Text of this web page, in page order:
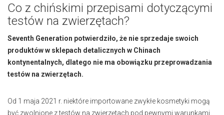
Co z chińskimi przepisami dotyczącymi
testów na zwierzętach?
Seventh Generation potwierdziło, że nie sprzedaje swoich
produktów w sklepach detalicznych w Chinach
kontynentalnych, dlatego nie ma obowiązku przeprowadzania
testów na zwierzętach.
Od 1 maja 2021 r. niektóre importowane zwykłe kosmetyki mogą
być zwolnione z testów na zwierzętach pod pewnymi warunkami.